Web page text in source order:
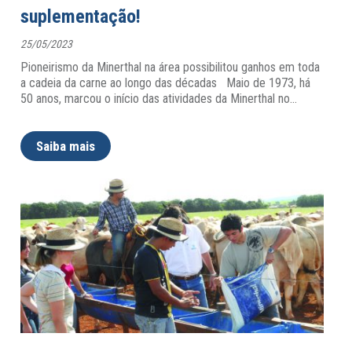
suplementação!
25/05/2023
Pioneirismo da Minerthal na área possibilitou ganhos em toda
a cadeia da carne ao longo das décadas Maio de 1973, há
50 anos, marcou o início das atividades da Minerthal no…
Saiba mais